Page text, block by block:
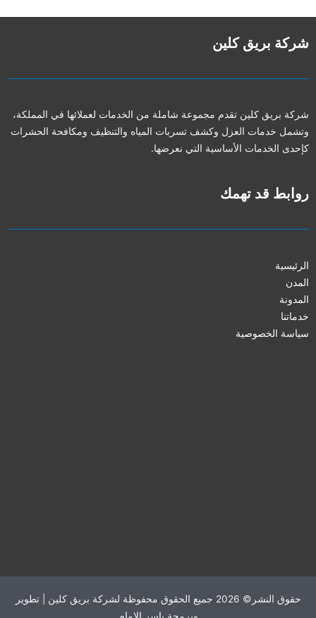
شركة بريق كلين
شركة بريق كلين تقدم مجموعة شاملة من الخدمات لعملائها في المملكة،
وتشمل خدمات العزل وكشف تسربات المياه والتنظيف ومكافحة الحشرات
كإحدى الخدمات الأساسية التي نعرضها.
روابط قد تهمك
الرئيسية
المدن
المدونة
خدماتنا
سياسة الخصوصية
حقوق النشر© 2026 جميع الحقوق محفوظة لشركة بريق كلين | تطوير
وبرمجة ياسر الإمام